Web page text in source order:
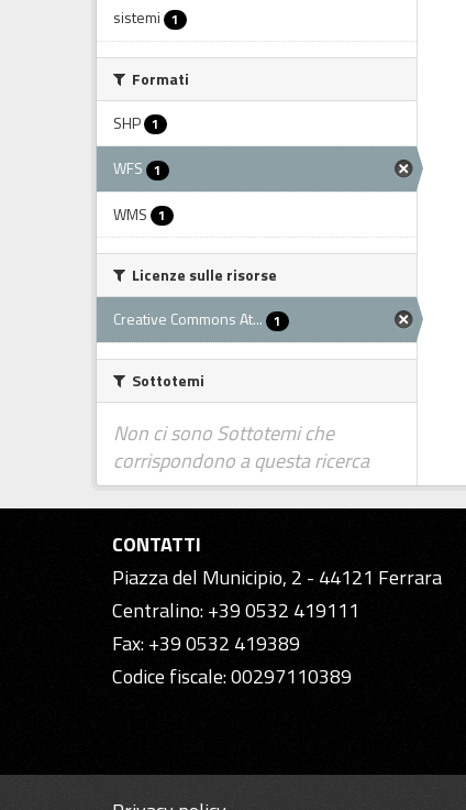
sistemi 1
Formati
SHP 1
WFS 1
WMS 1
Licenze sulle risorse
Creative Commons At... 1
Sottotemi
Non ci sono Sottotemi che
corrispondono a questa ricerca
CONTATTI
Piazza del Municipio, 2 - 44121 Ferrara
Centralino: +39 0532 419111
Fax: +39 0532 419389
Codice fiscale: 00297110389